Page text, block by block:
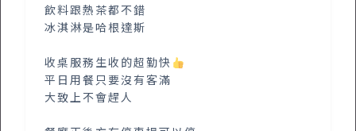
飲料跟熱茶都不錯
冰淇淋是哈根達斯
收桌服務生收的超勤快
平日用餐只要沒有客滿
大致上不會趕人